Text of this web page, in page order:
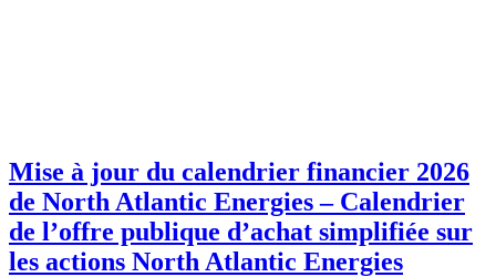
Mise à jour du calendrier financier 2026
de North Atlantic Energies – Calendrier
de l’offre publique d’achat simplifiée sur
les actions North Atlantic Energies